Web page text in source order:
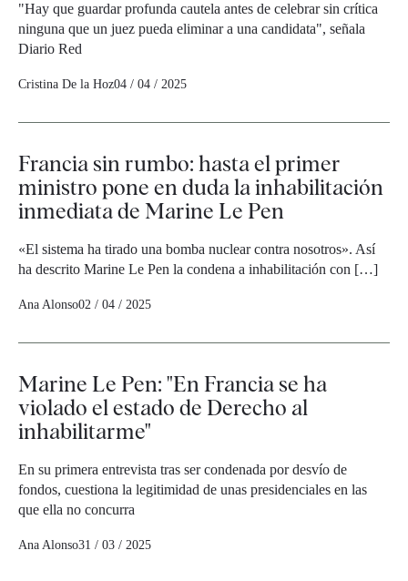
"Hay que guardar profunda cautela antes de celebrar sin crítica
ninguna que un juez pueda eliminar a una candidata", señala
Diario Red
Cristina De la Hoz04 / 04 / 2025
Francia sin rumbo: hasta el primer
ministro pone en duda la inhabilitación
inmediata de Marine Le Pen
«El sistema ha tirado una bomba nuclear contra nosotros». Así
ha descrito Marine Le Pen la condena a inhabilitación con […]
Ana Alonso02 / 04 / 2025
Marine Le Pen: "En Francia se ha
violado el estado de Derecho al
inhabilitarme"
En su primera entrevista tras ser condenada por desvío de
fondos, cuestiona la legitimidad de unas presidenciales en las
que ella no concurra
Ana Alonso31 / 03 / 2025